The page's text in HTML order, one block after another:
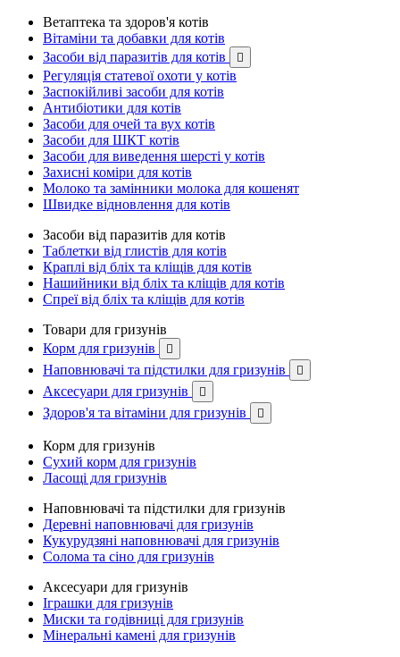
Ветаптека та здоров'я котів
Вітаміни та добавки для котів
Засоби від паразитів для котів

Регуляція статевої охоти у котів
Заспокійливі засоби для котів
Антибіотики для котів
Засоби для очей та вух котів
Засоби для ШКТ котів
Засоби для виведення шерсті у котів
Захисні коміри для котів
Молоко та замінники молока для кошенят
Швидке відновлення для котів
Засоби від паразитів для котів
Таблетки від глистів для котів
Краплі від бліх та кліщів для котів
Нашийники від бліх та кліщів для котів
Спреї від бліх та кліщів для котів
Товари для гризунів
Корм для гризунів

Наповнювачі та підстилки для гризунів 
Аксесуари для гризунів 
Здоров'я та вітаміни для гризунів 
Корм для гризунів
Сухий корм для гризунів
Ласощі для гризунів
Наповнювачі та підстилки для гризунів
Деревні наповнювачі для гризунів
Кукурудзяні наповнювачі для гризунів
Солома та сіно для гризунів
Аксесуари для гризунів
Іграшки для гризунів
Миски та годівниці для гризунів
Мінеральні камені для гризунів